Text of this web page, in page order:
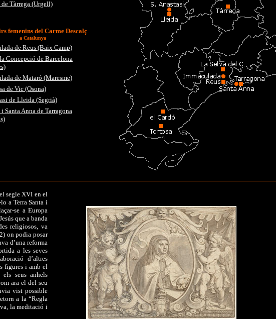
de Tàrrega (Urgell)
femenins del Carme Descalç
a Catalunya
de Reus (Baix Camp)
Concepció de Barcelona
de Mataró (Maresme)
de Vic (Osona)
de Lleida (Segrià)
i Santa Anna de Tarragona
segle XVI en el
a Terra Santa i
se a Europa
que a banda
religiosos, va
on podia posar
d’una reforma
a les seves
d’altres
figures i amb el
seus anhels
ara el del seu
vist possible
a la “Regla
la meditació i